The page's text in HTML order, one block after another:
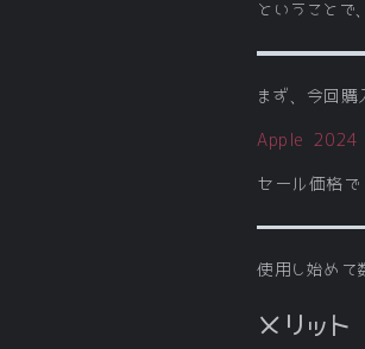
ということで
まず、今回購
Apple 2024
セール価格
使用し始めて
メリット